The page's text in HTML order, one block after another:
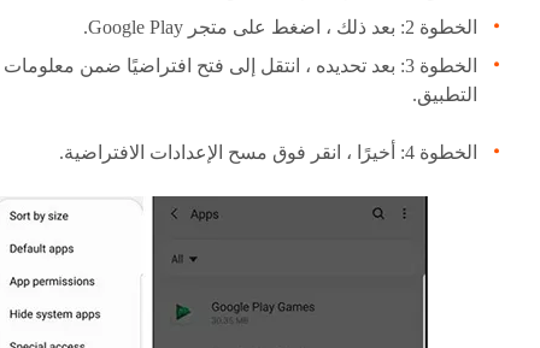
الخطوة 2: بعد ذلك ، اضغط على متجر Google Play.
الخطوة 3: بعد تحديده ، انتقل إلى فتح افتراضيًا ضمن معلومات
التطبيق.
الخطوة 4: أخيرًا ، انقر فوق مسح الإعدادات الافتراضية.